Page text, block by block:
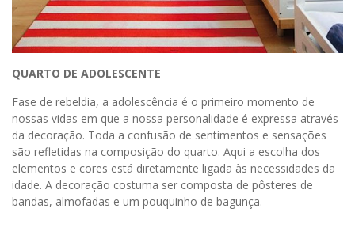
QUARTO DE ADOLESCENTE
Fase de rebeldia, a adolescência é o primeiro momento de
nossas vidas em que a nossa personalidade é expressa através
da decoração. Toda a confusão de sentimentos e sensações
são refletidas na composição do quarto. Aqui a escolha dos
elementos e cores está diretamente ligada às necessidades da
idade. A decoração costuma ser composta de pôsteres de
bandas, almofadas e um pouquinho de bagunça.